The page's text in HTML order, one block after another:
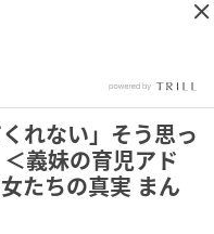
れない」そう思っ
義妹の育児アド
たちの真実 まん